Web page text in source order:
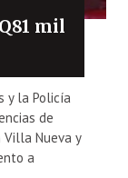
mil
y la Policía
de
Nueva y
a